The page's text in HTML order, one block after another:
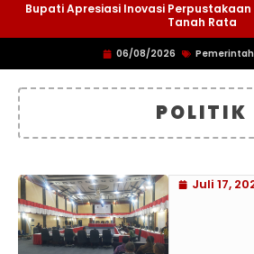
Bupati Apresiasi Inovasi Perpustakaan
Tanah Rata
06/08/2026
POLITIK
Juli 17,